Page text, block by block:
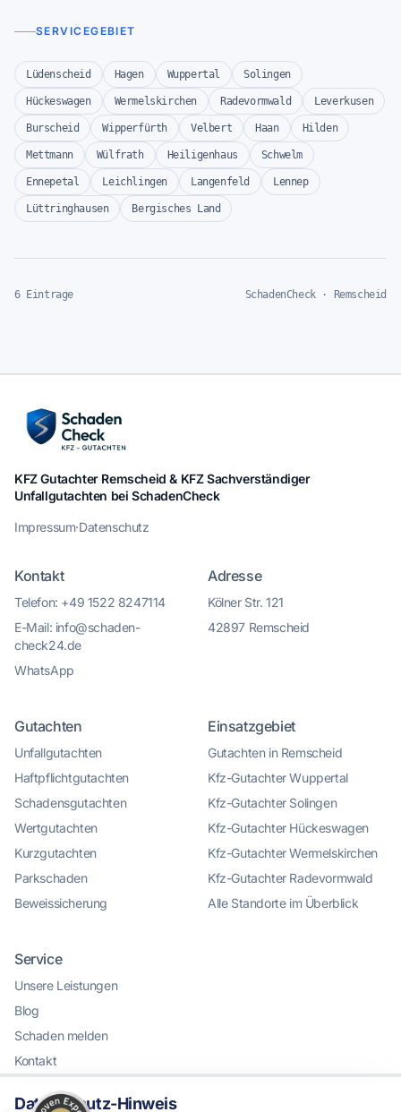
SERVICEGEBIET
Lüdenscheid Hagen Wuppertal Solingen
Hückeswagen Wermelskirchen Radevormwald Leverkusen
Burscheid Wipperfürth Velbert Haan Hilden
Mettmann Wülfrath Heiligenhaus Schwelm
Ennepetal Leichlingen Langenfeld Lennep
Lüttringhausen Bergisches Land
6 Eintrage SchadenCheck · Remscheid
KFZ Gutachter Remscheid & KFZ Sachverständiger
Unfallgutachten bei SchadenCheck
Impressum·Datenschutz
Kontakt
Telefon: +49 1522 8247114
E-Mail: info@schaden-
check24.de
WhatsApp
Adresse
Kölner Str. 121
42897 Remscheid
Gutachten
Unfallgutachten
Haftpflichtgutachten
Schadensgutachten
Wertgutachten
Kurzgutachten
Parkschaden
Beweissicherung
Einsatzgebiet
Gutachten in Remscheid
Kfz-Gutachter Wuppertal
Kfz-Gutachter Solingen
Kfz-Gutachter Hückeswagen
Kfz-Gutachter Wermelskirchen
Kfz-Gutachter Radevormwald
Alle Standorte im Überblick
Service
Unsere Leistungen
Blog
Schaden melden
Kontakt
Datenschutz-Hinweis
Kundenbewertungen und Erfahrungen zu
KFZ Gutachter Remscheid & KFZ Sachverständiger
SEHR GUT
5,00
/
5,00